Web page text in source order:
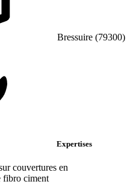
Bressuire (79300)
Expertises
couvertures en
fibro ciment